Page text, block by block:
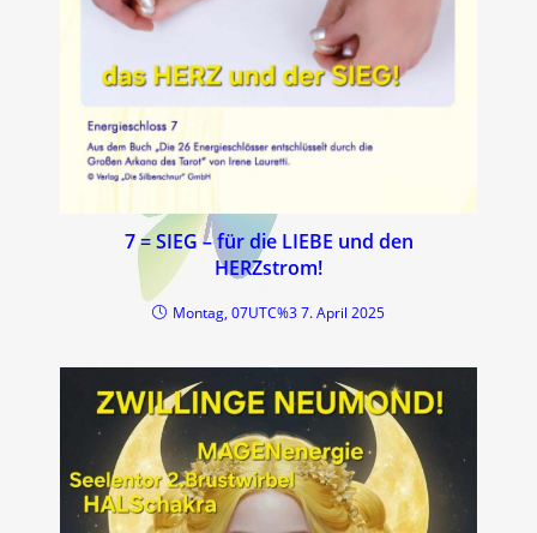
7 = SIEG – für die LIEBE und den
HERZstrom!
Montag, 07UTC%3 7. April 2025